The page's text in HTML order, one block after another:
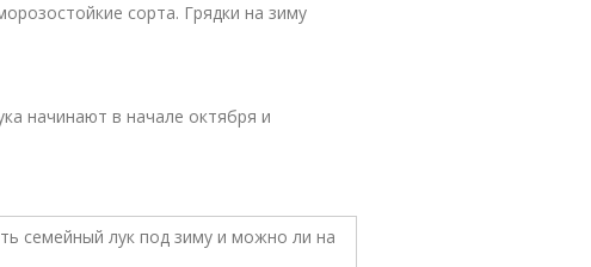
сорта. Грядки на зиму
начинают в начале октября и